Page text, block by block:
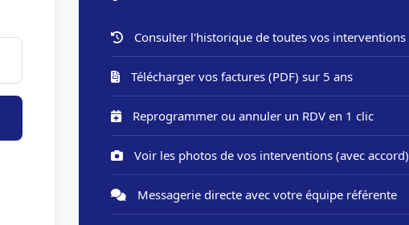
Consulter l'historique de toutes vos interventions
Télécharger vos factures (PDF) sur 5 ans
Reprogrammer ou annuler un RDV en 1 clic
Voir les photos de vos interventions (avec accord)
Messagerie directe avec votre équipe référente